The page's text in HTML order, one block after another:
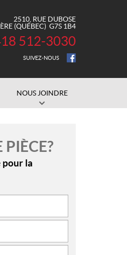
2510, RUE DUBOSE
(QUÉBEC) G7S 1B4
:
512-3030
SUIVEZ-NOUS
NOUS JOINDRE
pour la